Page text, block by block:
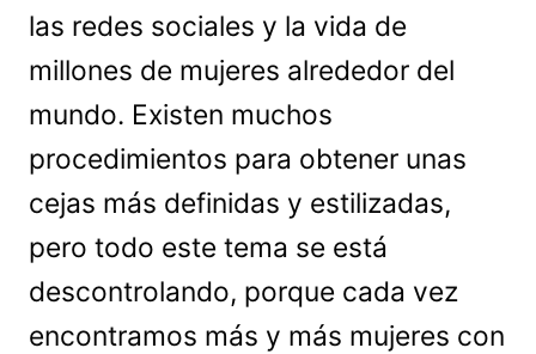
las redes sociales y la vida de
millones de mujeres alrededor del
mundo. Existen muchos
procedimientos para obtener unas
cejas más definidas y estilizadas,
pero todo este tema se está
descontrolando, porque cada vez
encontramos más y más mujeres con